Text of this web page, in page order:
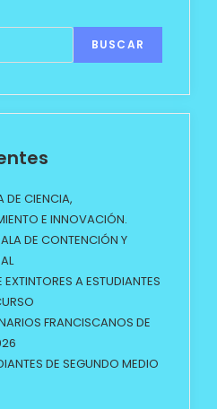
BUSCAR
DE CIENCIA,
E INNOVACIÓN.
DE CONTENCIÓN Y
A ESTUDIANTES
FRANCISCANOS DE
DE SEGUNDO MEDIO